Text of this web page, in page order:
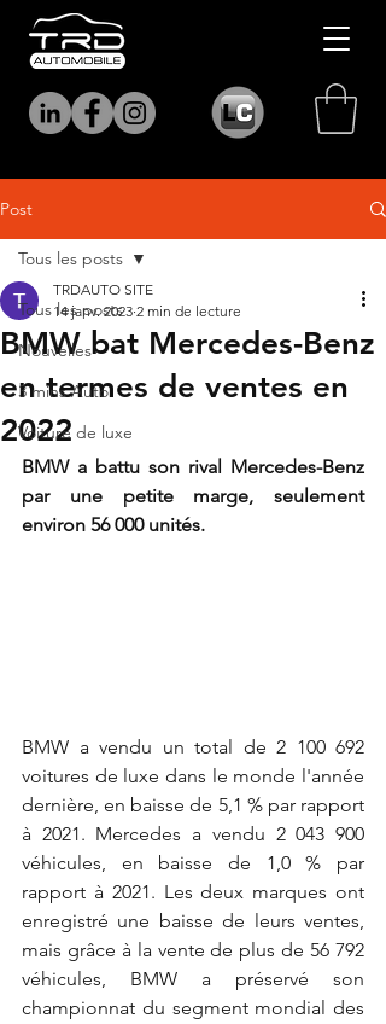
Post
Tous les posts
Nouvelles
3 mins Auto
Voiture de luxe
Tous les posts
BMW bat Mercedes-Benz
en termes de ventes en
2022
TRDAUTO SITE
14 janv. 2023 2 min de lecture
BMW a battu son rival Mercedes-Benz
par une petite marge, seulement
environ 56 000 unités.
BMW a vendu un total de 2 100 692
voitures de luxe dans le monde l'année
dernière, en baisse de 5,1 % par rapport
à 2021. Mercedes a vendu 2 043 900
véhicules, en baisse de 1,0 % par
rapport à 2021. Les deux marques ont
enregistré une baisse de leurs ventes,
mais grâce à la vente de plus de 56 792
véhicules, BMW a préservé son
championnat du segment mondial des